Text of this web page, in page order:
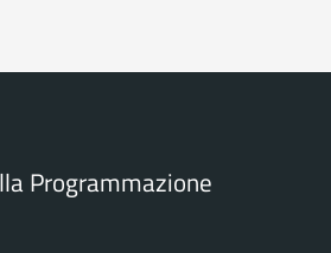
Programmazione